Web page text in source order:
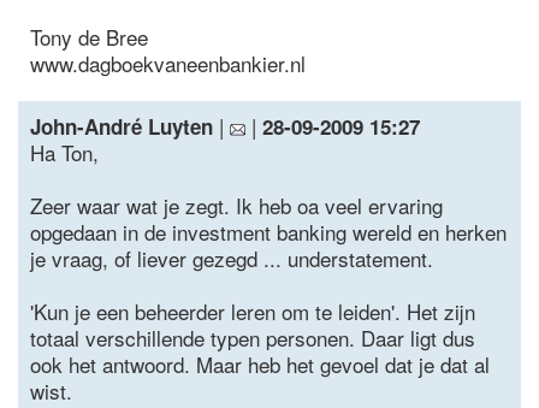
Tony de Bree
www.dagboekvaneenbankier.nl
John-André Luyten | | 28-09-2009 15:27
Ha Ton,
Zeer waar wat je zegt. Ik heb oa veel ervaring
opgedaan in de investment banking wereld en herken
je vraag, of liever gezegd ... understatement.
'Kun je een beheerder leren om te leiden'. Het zijn
totaal verschillende typen personen. Daar ligt dus
ook het antwoord. Maar heb het gevoel dat je dat al
wist.